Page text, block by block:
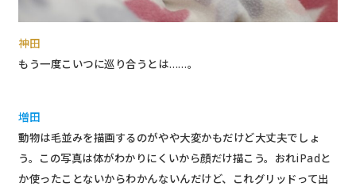
神田
もう一度こいつに巡り合うとは……。
増田
動物は毛並みを描画するのがやや大変かもだけど大丈夫でしょ
う。この写真は体がわかりにくいから顔だけ描こう。おれiPadと
か使ったことないからわかんないんだけど、これグリッドって出